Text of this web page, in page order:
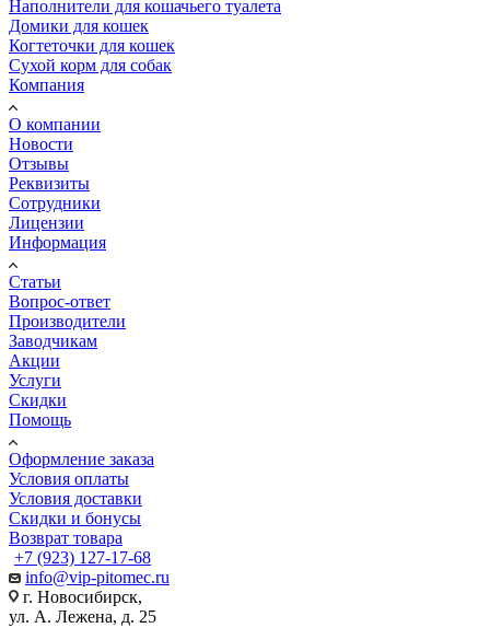
Наполнители для кошачьего туалета
Домики для кошек
Когтеточки для кошек
Сухой корм для собак
Компания
О компании
Новости
Отзывы
Реквизиты
Сотрудники
Лицензии
Информация
Статьи
Вопрос-ответ
Производители
Заводчикам
Акции
Услуги
Скидки
Помощь
Оформление заказа
Условия оплаты
Условия доставки
Скидки и бонусы
Возврат товара
+7 (923) 127-17-68
info@vip-pitomec.ru
г. Новосибирск,
ул. А. Лежена, д. 25